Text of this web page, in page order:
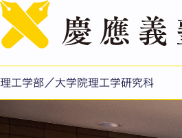
理工学部／大学院理工学研究科